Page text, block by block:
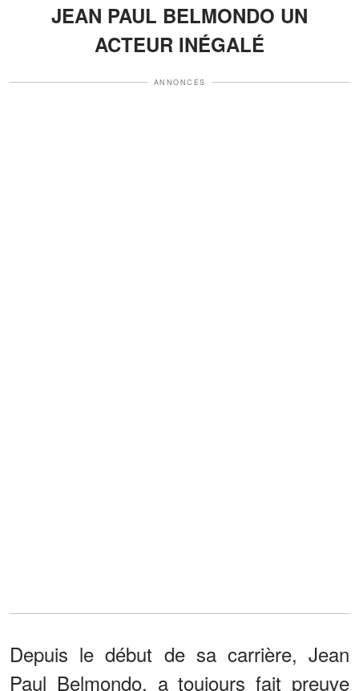
JEAN PAUL BELMONDO UN
ACTEUR INÉGALÉ
ANNONCES
Depuis le début de sa carrière, Jean
Paul Belmondo, a toujours fait preuve